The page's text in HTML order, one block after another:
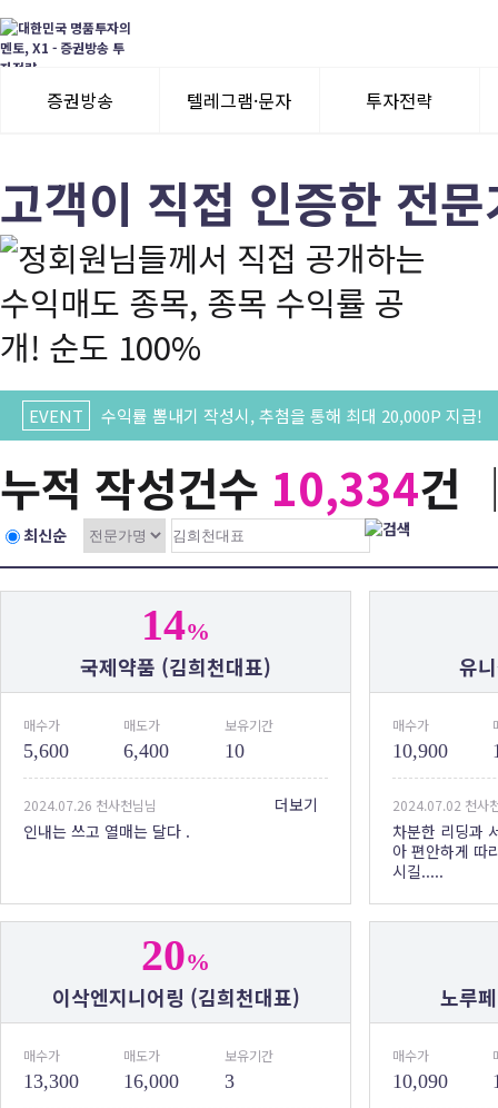
증권방송
수익률뽐내기
이용후기
텔레그램·문자
3일 무료체험
이용후기
투자전략
고객이 직접 인증한 전
EVENT 수익률 뽐내기 작성시, 추첨을 통해 최대 20,000P 지급!
누적 작성건수 10,334건
최신순
14%
국제약품 (김희천대표)
매수가
5,600
매도가
6,400
보유기간
10
2024.07.26 천사천님님
인내는 쓰고 열매는 달다 .
더보기
유
매수가
10,900
2024.07.02 천사
차분한 리딩과
아 편안하게 따
시길.....
20%
이삭엔지니어링 (김희천대표)
매수가
13,300
매도가
16,000
보유기간
3
노루
매수가
10,090